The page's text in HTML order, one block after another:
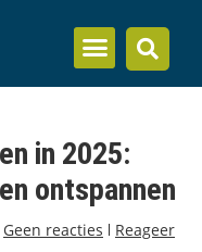
in 2025:
ontspannen
Geen reacties Reageer